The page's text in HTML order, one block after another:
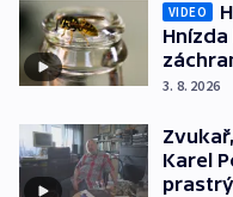
VIDEO
3. 8. 2026
Karel